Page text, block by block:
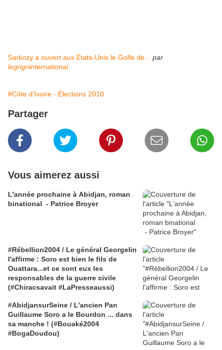
Sarkozy a ouvert aux États-Unis le Golfe de...
par
legrigriinternational
#Côte d'Ivoire - Élections 2010
Partager
Vous aimerez aussi
L'année prochaine à Abidjan, roman
binational - Patrice Broyer
#Rébellion2004 / Le général Georgelin
l'affirme : Soro est bien le fils de
Ouattara...et ce sont eux les
responsables de la guerre civile
(#Chiracsavait #LaPresseaussi)
#AbidjansurSeine / L'ancien Pan
Guillaume Soro a le Bourdon ... dans
sa manche ! (#Bouaké2004
#BogaDoudou)